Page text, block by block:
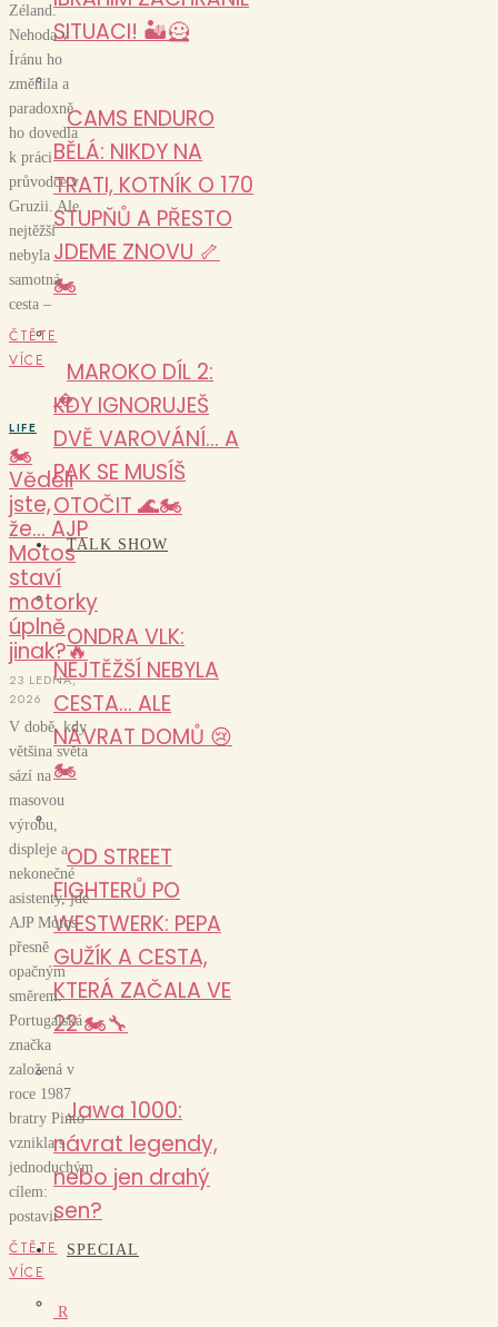
SITUACI! 🏜️🦸
CAMS ENDURO
BĚLÁ: NIKDY NA
TRATI, KOTNÍK O 170
STUPŇŮ A PŘESTO
JDEME ZNOVU 🦴
🏍️
MAROKO DÍL 2:
KDY IGNORUJEŠ
DVĚ VAROVÁNÍ… A
PAK SE MUSÍŠ
OTOČIT 🌊🏍️
TALK SHOW
ONDRA VLK:
NEJTĚŽŠÍ NEBYLA
CESTA… ALE
NÁVRAT DOMŮ 😢
🏍️
OD STREET
FIGHTERŮ PO
WESTWERK: PEPA
GUŽÍK A CESTA,
KTERÁ ZAČALA VE
22 🏍️🔧
Jawa 1000:
návrat legendy,
nebo jen drahý
sen?
SPECIAL
Zéland.
Nehoda v
Íránu ho
změnila a
paradoxně
ho dovedla
k práci
průvodce v
Gruzii. Ale
nejtěžší
nebyla
samotná
cesta –
ČTĚTE
VÍCE
�
LIFE
🏍️
Věděli
jste,
že… AJP
Motos
staví
motorky
úplně
jinak?🔥
23 LEDNA,
2026
V době, kdy
většina světa
sází na
masovou
výrobu,
displeje a
nekonečné
asistenty, jde
AJP Motos
přesně
opačným
směrem.
Portugalská
značka
založená v
roce 1987
bratry Pinto
vznikla s
jednoduchým
cílem:
postavit
ČTĚTE
VÍCE
R